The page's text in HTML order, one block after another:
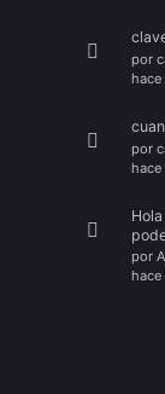
por
por
por